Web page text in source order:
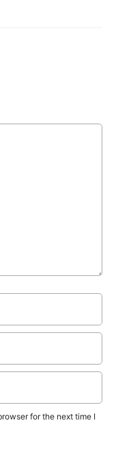
for the next time I